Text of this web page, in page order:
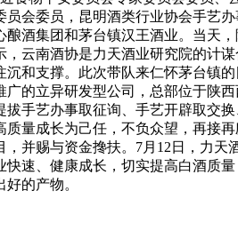
会委员，昆明酒类行业协会手艺
酒集团和茅台镇汉王酒业。当天
云南酒协是力天酒业研究院的计
和支撑。此次带队来仁怀茅台镇
的立异研发型公司，总部位于陕
手艺办事取征询、手艺开辟取交
量成长为己任，不负众望，再接
并赐与资金搀扶。7月12日，力
速、健康成长，切实提高白酒质
的产物。